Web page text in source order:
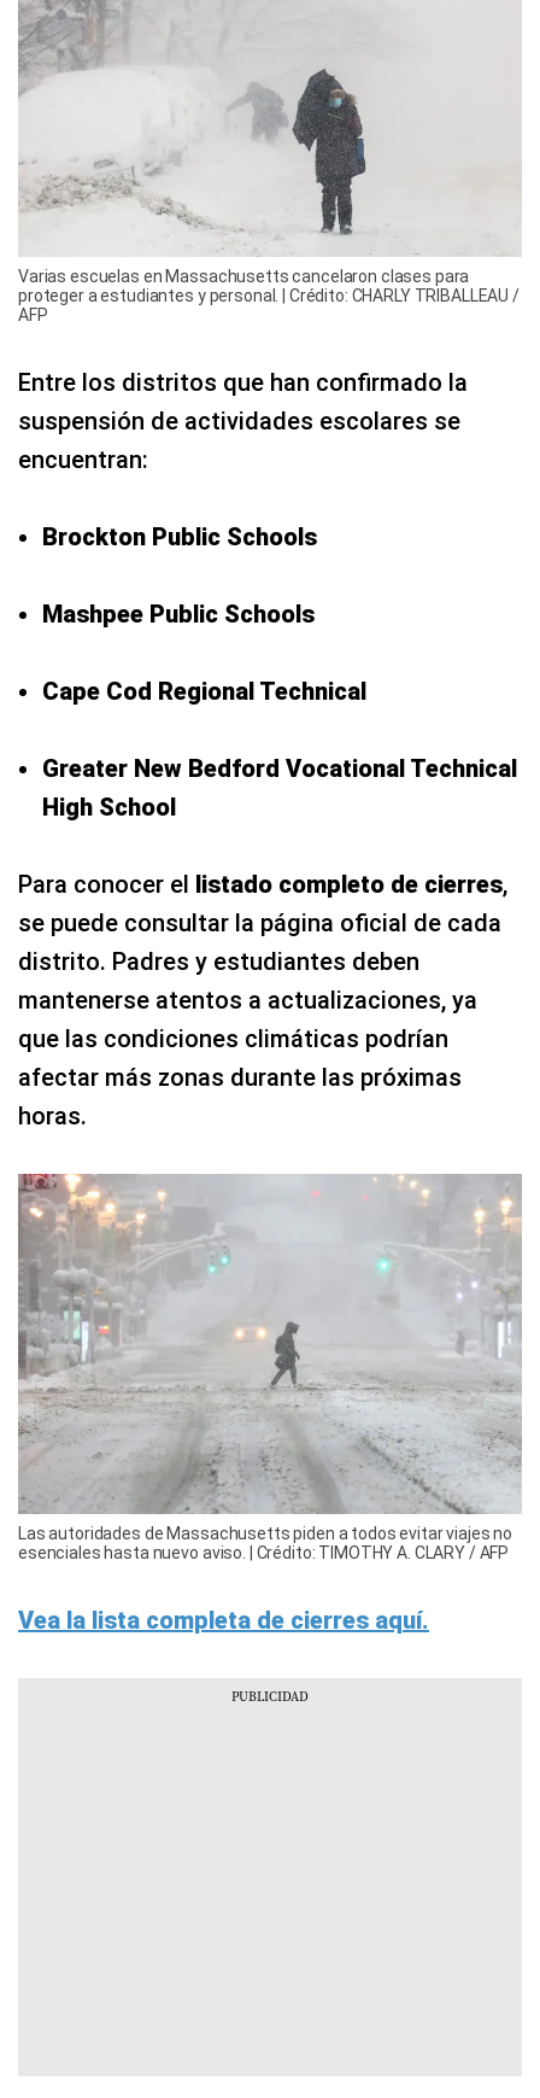
Varias escuelas en Massachusetts cancelaron clases para
proteger a estudiantes y personal. | Crédito: CHARLY TRIBALLEAU /
AFP
Entre los distritos que han confirmado la
suspensión de actividades escolares se
encuentran:
Brockton Public Schools
Mashpee Public Schools
Cape Cod Regional Technical
Greater New Bedford Vocational Technical
High School
Para conocer el listado completo de cierres,
se puede consultar la página oficial de cada
distrito. Padres y estudiantes deben
mantenerse atentos a actualizaciones, ya
que las condiciones climáticas podrían
afectar más zonas durante las próximas
horas.
Las autoridades de Massachusetts piden a todos evitar viajes no
esenciales hasta nuevo aviso. | Crédito: TIMOTHY A. CLARY / AFP
Vea la lista completa de cierres aquí.